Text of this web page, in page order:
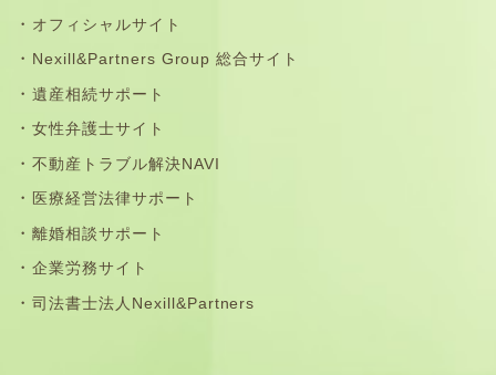
オフィシャルサイト
Nexill&Partners Group 総合サイト
遺産相続サポート
女性弁護士サイト
不動産トラブル解決NAVI
医療経営法律サポート
離婚相談サポート
企業労務サイト
司法書士法人Nexill&Partners